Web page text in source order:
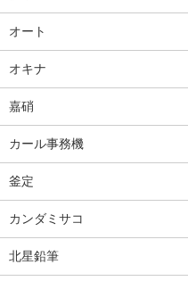
オート
オキナ
嘉硝
カール事務機
釜定
カンダミサコ
北星鉛筆